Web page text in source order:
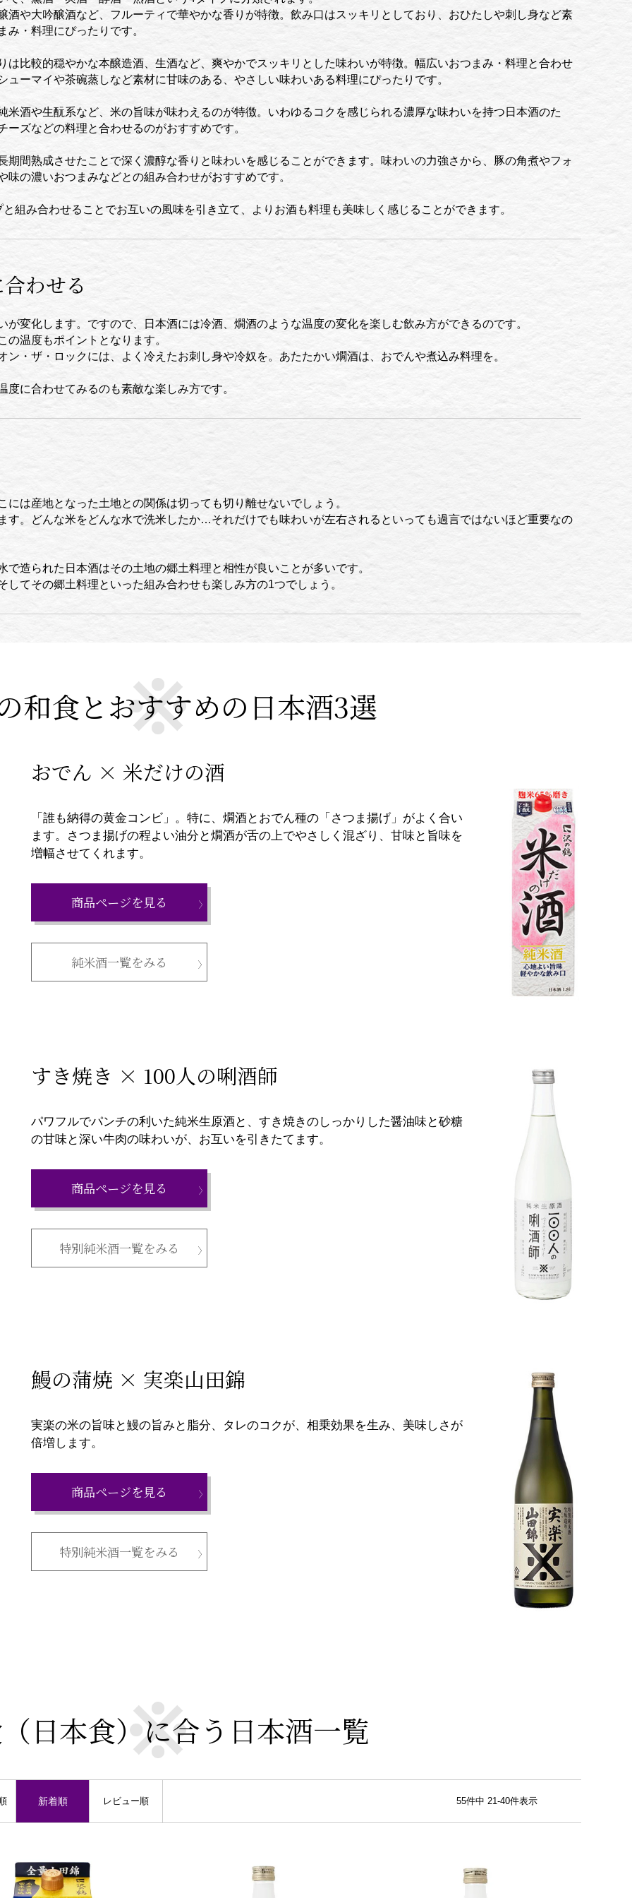
酒や大吟醸酒など、フルーティで華やかな香りが特徴。飲み口はスッキリとしており、おひたしや刺し身など素
み・料理にぴったりです。
は比較的穏やかな本醸造酒、生酒など、爽やかでスッキリとした味わいが特徴。幅広いおつまみ・料理と合わせ
ューマイや茶碗蒸しなど素材に甘味のある、やさしい味わいある料理にぴったりです。
米酒や生酛系など、米の旨味が味わえるのが特徴。いわゆるコクを感じられる濃厚な味わいを持つ日本酒のた
ーズなどの料理と合わせるのがおすすめです。
期間熟成させたことで深く濃醇な香りと味わいを感じることができます。味わいの力強さから、豚の角煮やフォ
味の濃いおつまみなどとの組み合わせがおすすめです。
組み合わせることでお互いの風味を引き立て、よりお酒も料理も美味しく感じることができます。
わせる
が変化します。ですので、日本酒には冷酒、燗酒のような温度の変化を楽しむ飲み方ができるのです。
の温度もポイントとなります。
ン・ザ・ロックには、よく冷えたお刺し身や冷奴を。あたたかい燗酒は、おでんや煮込み料理を。
度に合わせてみるのも素敵な楽しみ方です。
には産地となった土地との関係は切っても切り離せないでしょう。
す。どんな米をどんな水で洗米したか…それだけでも味わいが左右されるといっても過言ではないほど重要なの
で造られた日本酒はその土地の郷土料理と相性が良いことが多いです。
してその郷土料理といった組み合わせも楽しみ方の1つでしょう。
和食とおすすめの日本酒3選
おでん × 米だけの酒
「誰も納得の黄金コンビ」。特に、燗酒とおでん種の「さつま揚げ」がよく合い
ます。さつま揚げの程よい油分と燗酒が舌の上でやさしく混ざり、甘味と旨味を
増幅させてくれます。
商品ページを見る
純米酒一覧をみる
すき焼き × 100人の唎酒師
パワフルでパンチの利いた純米生原酒と、すき焼きのしっかりした醤油味と砂糖
の甘味と深い牛肉の味わいが、お互いを引きたてます。
商品ページを見る
特別純米酒一覧をみる
鰻の蒲焼 × 実楽山田錦
実楽の米の旨味と鰻の旨みと脂分、タレのコクが、相乗効果を生み、美味しさが
倍増します。
商品ページを見る
特別純米酒一覧をみる
日本食）に合う日本酒一覧
新着順 レビュー順 55件中 21-40件表示